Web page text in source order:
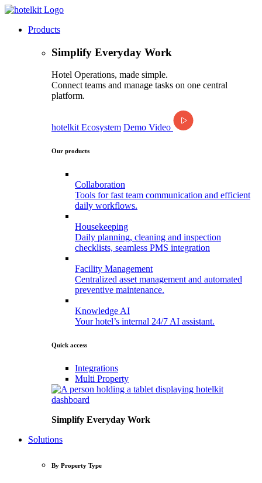
Products
Simplify Everyday Work
Hotel Operations, made simple.
Connect teams and manage tasks on one central
platform.
hotelkit Ecosystem Demo Video
Our products
Collaboration
Tools for fast team communication and efficient
daily workflows.
Housekeeping
Daily planning, cleaning and inspection
checklists, seamless PMS integration
Facility Management
Centralized asset management and automated
preventive maintenance.
Knowledge AI
Your hotel’s internal 24/7 AI assistant.
Quick access
Integrations
Multi Property
Simplify Everyday Work
Solutions
By Property Type